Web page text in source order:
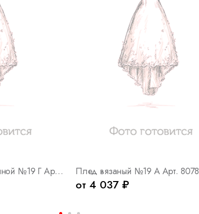
Плед вязаный шерстяной №19 Г Арт. 8088 Плед вязаный №19 А Арт. 8078
от 4 037 ₽